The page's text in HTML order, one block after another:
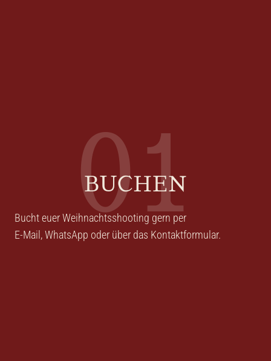
01
BUCHEN
Bucht euer Weihnachtsshooting gern per
E-Mail, WhatsApp oder über das Kontaktformular.